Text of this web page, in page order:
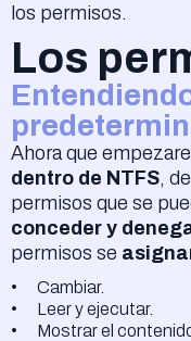
los permisos.
Los
Ahora que
dentro de NTFS,
permisos que se
conceder y
permisos se
Cambiar.
Leer y ejecutar.
Mostrar el